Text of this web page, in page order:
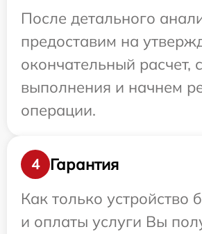
После детального
предоставим на
окончательный расчет,
выполнения и начнем
операции.
4
Гарантия
Как только устройство
и оплаты услуги Вы